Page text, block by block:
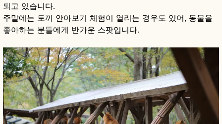
되고 있습니다.
주말에는 토끼 안아보기 체험이 열리는 경우도 있어, 동물을
좋아하는 분들에게 반가운 스팟입니다.